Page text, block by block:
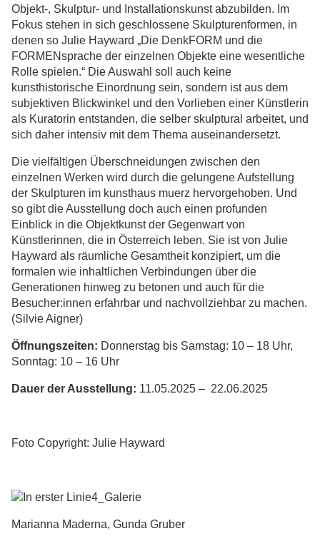
Objekt-, Skulptur- und Installationskunst abzubilden. Im
Fokus stehen in sich geschlossene Skulpturenformen, in
denen so Julie Hayward „Die DenkFORM und die
FORMENsprache der einzelnen Objekte eine wesentliche
Rolle spielen.“ Die Auswahl soll auch keine
kunsthistorische Einordnung sein, sondern ist aus dem
subjektiven Blickwinkel und den Vorlieben einer Künstlerin
als Kuratorin entstanden, die selber skulptural arbeitet, und
sich daher intensiv mit dem Thema auseinandersetzt.
Die vielfältigen Überschneidungen zwischen den
einzelnen Werken wird durch die gelungene Aufstellung
der Skulpturen im kunsthaus muerz hervorgehoben. Und
so gibt die Ausstellung doch auch einen profunden
Einblick in die Objektkunst der Gegenwart von
Künstlerinnen, die in Österreich leben. Sie ist von Julie
Hayward als räumliche Gesamtheit konzipiert, um die
formalen wie inhaltlichen Verbindungen über die
Generationen hinweg zu betonen und auch für die
Besucher:innen erfahrbar und nachvollziehbar zu machen.
(Silvie Aigner)
Öffnungszeiten: Donnerstag bis Samstag: 10 – 18 Uhr,
Sonntag: 10 – 16 Uhr
Dauer der Ausstellung: 11.05.2025 – 22.06.2025
Foto Copyright: Julie Hayward
Marianna Maderna, Gunda Gruber